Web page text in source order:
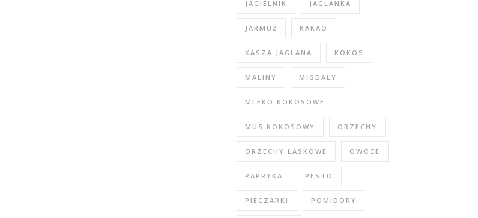
JAGIELNIK JAGLANKA
JARMUŻ KAKAO
KASZA JAGLANA KOKOS
MALINY MIGDAŁY
MLEKO KOKOSOWE
MUS KOKOSOWY ORZECHY
ORZECHY LASKOWE OWOCE
PAPRYKA PESTO
PIECZARKI POMIDORY